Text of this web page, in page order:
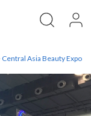
Central Asia Beauty Expo